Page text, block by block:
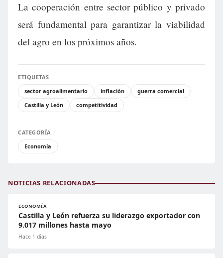
La cooperación entre sector público y privado
será fundamental para garantizar la viabilidad
del agro en los próximos años.
ETIQUETAS
sector agroalimentario
inflación
guerra comercial
Castilla y León
competitividad
CATEGORÍA
Economía
NOTICIAS RELACIONADAS
ECONOMÍA
Castilla y León refuerza su liderazgo exportador con
9.017 millones hasta mayo
Hace 1 días